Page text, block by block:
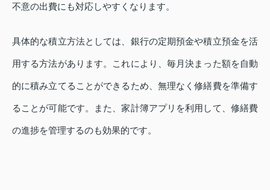
不意の出費にも対応しやすくなります。
具体的な積立方法としては、銀行の定期預金や積立預金を活
用する方法があります。これにより、毎月決まった額を自動
的に積み立てることができるため、無理なく修繕費を準備す
ることが可能です。また、家計簿アプリを利用して、修繕費
の進捗を管理するのも効果的です。